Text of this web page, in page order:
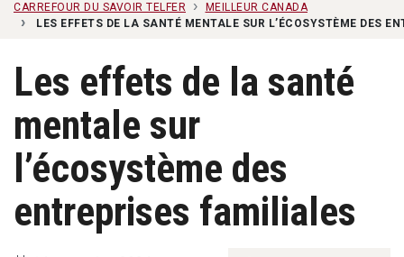
CARREFOUR DU SAVOIR TELFER
MEILLEUR CANADA
LES EFFETS DE LA SANTÉ MENTALE SUR L’ÉCOSYSTÈME DES
Les effets de la santé
mentale sur
l’écosystème des
entreprises familiales